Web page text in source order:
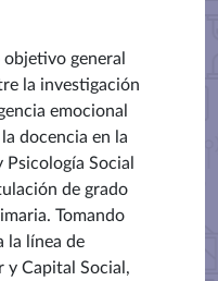
general
la investigación
emocional
docencia en la
Social
de grado
Tomando
la línea de
y Capital Social,